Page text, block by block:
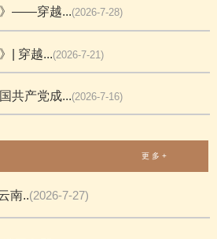
》——穿越...(2026-7-28)
| 穿越...(2026-7-21)
共产党成...(2026-7-16)
更 多 +
南..(2026-7-27)